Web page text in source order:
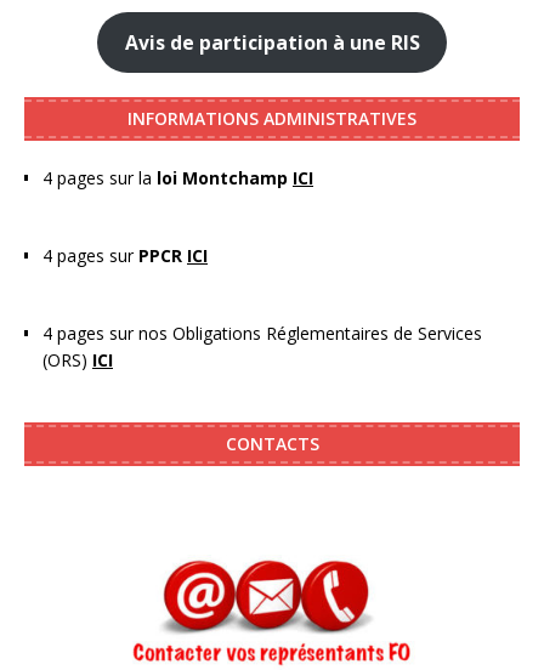
Avis de participation à une RIS
INFORMATIONS ADMINISTRATIVES
4 pages sur la loi Montchamp ICI
4 pages sur PPCR ICI
4 pages sur nos Obligations Réglementaires de Services
(ORS) ICI
CONTACTS